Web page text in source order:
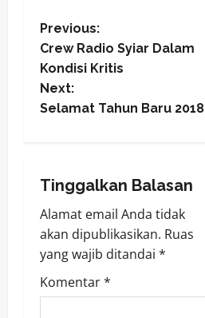
P
o
s
a
v
i
g
Previous:
Crew Radio Syiar Dalam
Kondisi Kritis
Next:
Selamat Tahun Baru 2018
Tinggalkan Balasan
Alamat email Anda tidak
akan dipublikasikan. Ruas
yang wajib ditandai *
Komentar*